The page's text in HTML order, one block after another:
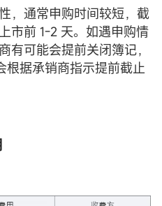
，通常申购时间较短，截
市前 1-2 天。如遇申购情
有可能会提前关闭簿记，
根据承销商指示提前截止